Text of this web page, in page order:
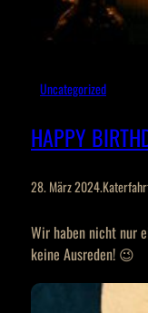
Uncategorized
HAPPY
28. März 2024.
Wir haben nicht nur
keine Ausreden! 😉